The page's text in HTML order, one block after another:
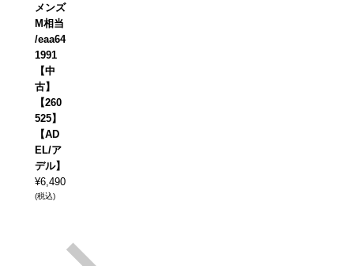
メンズ
M相当
/eaa64
1991
【中
古】
【260
525】
【AD
EL/ア
デル】
¥6,490
(税込)